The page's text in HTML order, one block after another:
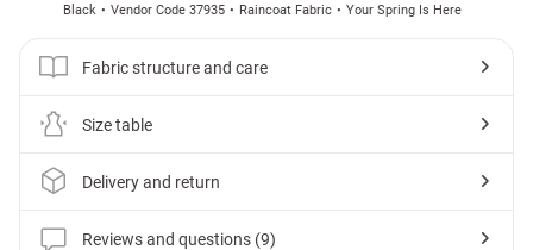
Black Vendor Code 37935 Raincoat Fabric Your Spring Is Here
Fabric structure and care
Size table
Delivery and return
Reviews and questions (9)